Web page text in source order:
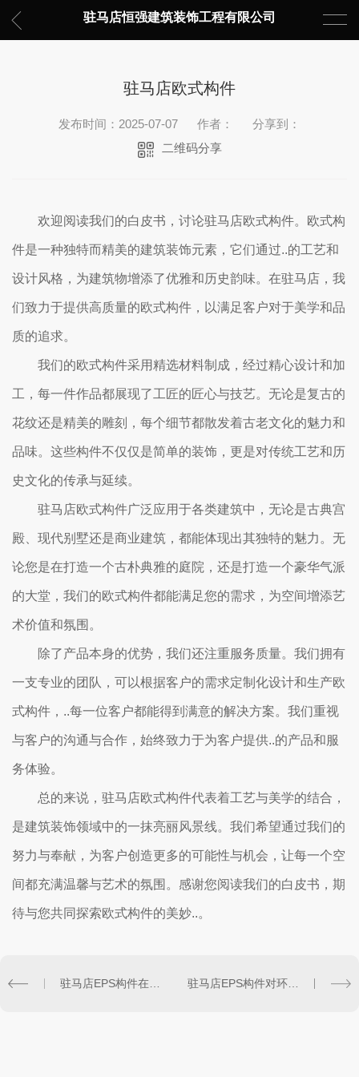
驻马店恒强建筑装饰工程有限公司
驻马店欧式构件
发布时间：2025-07-07 作者：
分享到：
二维码分享
欢迎阅读我们的白皮书，讨论驻马店欧式构件。欧式构
件是一种独特而精美的建筑装饰元素，它们通过..的工艺和
设计风格，为建筑物增添了优雅和历史韵味。在驻马店，我
们致力于提供高质量的欧式构件，以满足客户对于美学和品
质的追求。
我们的欧式构件采用精选材料制成，经过精心设计和加
工，每一件作品都展现了工匠的匠心与技艺。无论是复古的
花纹还是精美的雕刻，每个细节都散发着古老文化的魅力和
品味。这些构件不仅仅是简单的装饰，更是对传统工艺和历
史文化的传承与延续。
驻马店欧式构件广泛应用于各类建筑中，无论是古典宫
殿、现代别墅还是商业建筑，都能体现出其独特的魅力。无
论您是在打造一个古朴典雅的庭院，还是打造一个豪华气派
的大堂，我们的欧式构件都能满足您的需求，为空间增添艺
术价值和氛围。
除了产品本身的优势，我们还注重服务质量。我们拥有
一支专业的团队，可以根据客户的需求定制化设计和生产欧
式构件，..每一位客户都能得到满意的解决方案。我们重视
与客户的沟通与合作，始终致力于为客户提供..的产品和服
务体验。
总的来说，驻马店欧式构件代表着工艺与美学的结合，
是建筑装饰领域中的一抹亮丽风景线。我们希望通过我们的
努力与奉献，为客户创造更多的可能性与机会，让每一个空
间都充满温馨与艺术的氛围。感谢您阅读我们的白皮书，期
待与您共同探索欧式构件的美妙..。